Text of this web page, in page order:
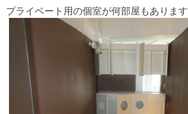
プライベート用の個室が何部屋もあります